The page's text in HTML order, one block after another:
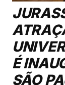
É
SÃO